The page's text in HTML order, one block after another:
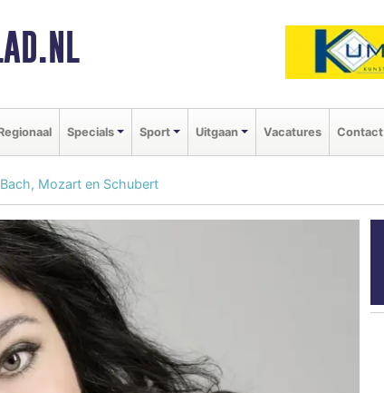
Specials Sport Uitgaan Vacatures Contact
Mozart en Schubert